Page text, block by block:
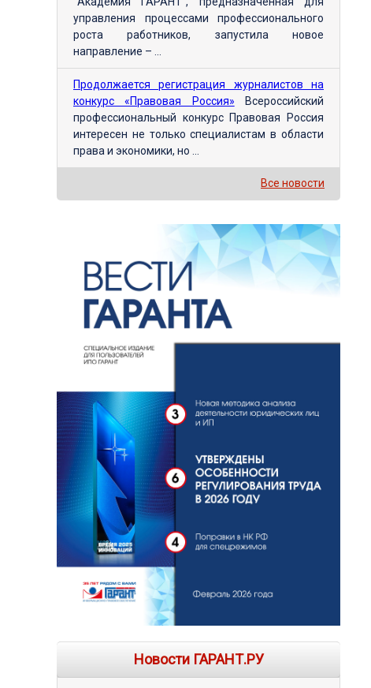
управления процессами профессионального
роста работников, запустила новое
направление – ...
Продолжается регистрация журналистов на
конкурс «Правовая Россия» Всероссийский
профессиональный конкурс Правовая Россия
интересен не только специалистам в области
права и экономики, но ...
Все новости
Новости ГАРАНТ.РУ